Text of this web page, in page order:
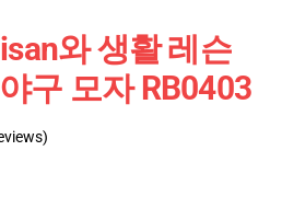
와 생활 레슨
구 모자 RB0403